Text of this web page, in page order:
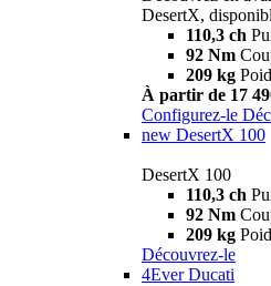
DesertX,
110,3 ch
92 Nm
209 kg
À partir de 17
Configurez-le
new DesertX 100
DesertX 100
110,3 ch
92 Nm
209 kg
Découvrez-le
4Ever Ducati